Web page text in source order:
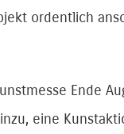
ordentlich
Ende
eine